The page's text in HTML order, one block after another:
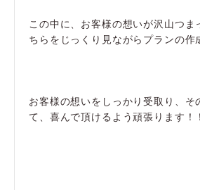
この中に、お客様の想いが沢山つま
ちらをじっくり見ながらプランの作
お客様の想いをしっかり受取り、そ
て、喜んで頂けるよう頑張ります！！